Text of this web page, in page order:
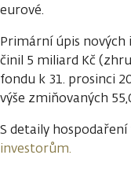
eurové.
Primární úpis
činil 5 miliard Kč
fondu k 31. prosinci
výše zmiňovaných
S detaily
investorům.